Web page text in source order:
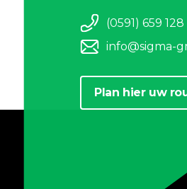
(0591) 659 128
info@sigma-
Plan hier uw